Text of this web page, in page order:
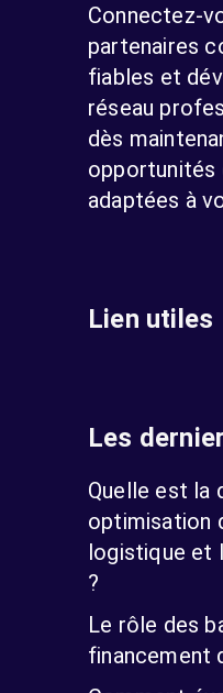
Connectez-
partenaires
fiables et
réseau
dès
opportunités
adaptées à
Lien utiles
Les
Quelle est la
optimisation
logistique et
?
Le rôle des
financement